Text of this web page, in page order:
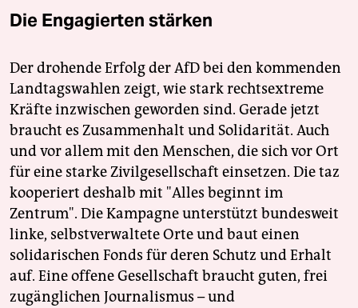
Die Engagierten stärken
Der drohende Erfolg der AfD bei den kommenden
Landtagswahlen zeigt, wie stark rechtsextreme
Kräfte inzwischen geworden sind. Gerade jetzt
braucht es Zusammenhalt und Solidarität. Auch
und vor allem mit den Menschen, die sich vor Ort
für eine starke Zivilgesellschaft einsetzen. Die taz
kooperiert deshalb mit "Alles beginnt im
Zentrum". Die Kampagne unterstützt bundesweit
linke, selbstverwaltete Orte und baut einen
solidarischen Fonds für deren Schutz und Erhalt
auf. Eine offene Gesellschaft braucht guten, frei
zugänglichen Journalismus – und